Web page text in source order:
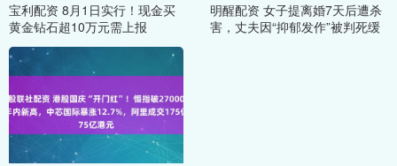
宝利配资 8月1日实行！现金买
黄金钻石超10万元需上报
明醒配资 女子提离婚7天后遭杀
害，丈夫因“抑郁发作”被判死缓